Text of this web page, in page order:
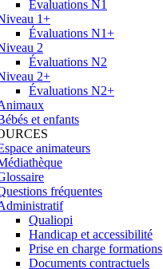
Évaluations N1
1+
Évaluations N1+
2
Évaluations N2
2+
Évaluations N2+
et enfants
animateurs
fréquentes
Qualiopi
Handicap et accessibilité
Prise en charge formations
Documents contractuels